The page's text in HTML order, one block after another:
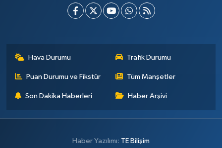
Hava Durumu Trafik Durumu
Puan Durumu ve Fikstür Tüm Manşetler
Son Dakika Haberleri Haber Arşivi
Haber Yazılımı: TE Bilişim